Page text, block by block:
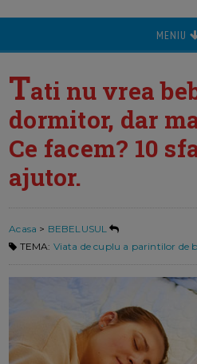
MENIU
Tati nu vrea
dormitor, dar
Ce facem? 10
ajutor.
Acasa > BEBELUSUL
TEMA: Viata de cuplu a parintilor de